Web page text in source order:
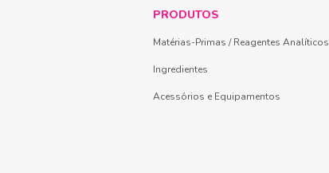
PRODUTOS
Matérias-Primas / Reagentes Analíticos
Ingredientes
Acessórios e Equipamentos